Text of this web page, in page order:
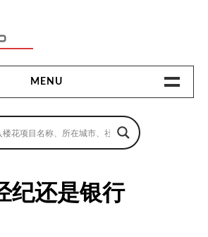
的楼花搜索引擎
MENU
地产相关
纪还是银行